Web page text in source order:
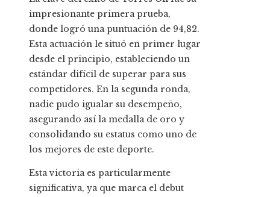
impresionante primera prueba,
donde logró una puntuación de 94,82.
Esta actuación le situó en primer lugar
desde el principio, estableciendo un
estándar difícil de superar para sus
competidores. En la segunda ronda,
nadie pudo igualar su desempeño,
asegurando así la medalla de oro y
consolidando su estatus como uno de
los mejores de este deporte.
Esta victoria es particularmente
significativa, ya que marca el debut